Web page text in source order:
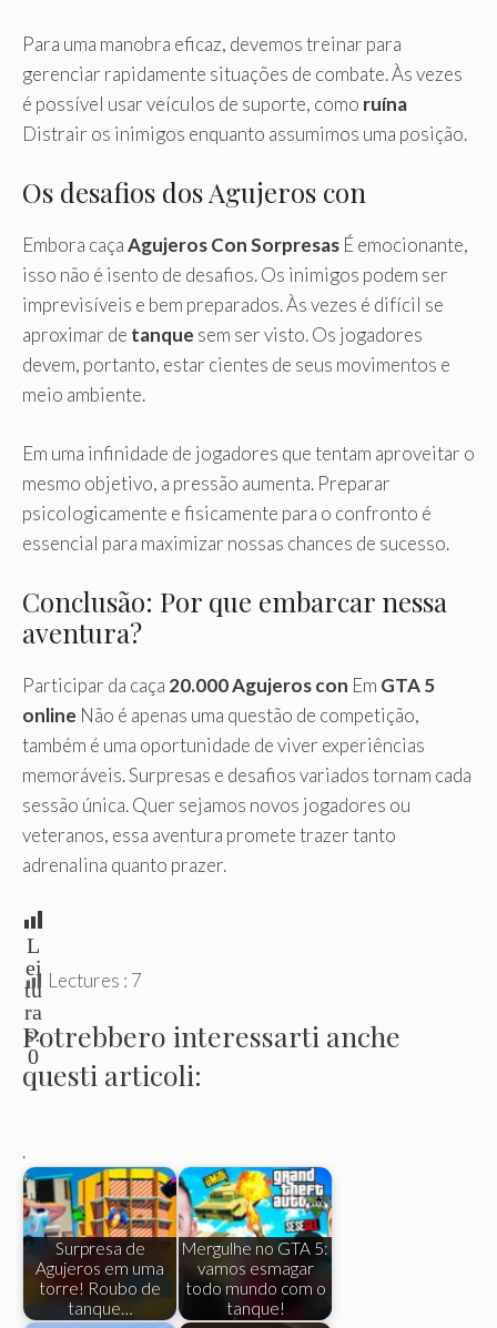
Para uma manobra eficaz, devemos treinar para
gerenciar rapidamente situações de combate. Às vezes
é possível usar veículos de suporte, como ruína
Distrair os inimigos enquanto assumimos uma posição.
Os desafios dos Agujeros con
Embora caçaAgujeros Con Sorpresas É emocionante,
isso não é isento de desafios. Os inimigos podem ser
imprevisíveis e bem preparados. Às vezes é difícil se
aproximar de tanque sem ser visto. Os jogadores
devem, portanto, estar cientes de seus movimentos e
meio ambiente.
Em uma infinidade de jogadores que tentam aproveitar o
mesmo objetivo, a pressão aumenta. Preparar
psicologicamente e fisicamente para o confronto é
essencial para maximizar nossas chances de sucesso.
Conclusão: Por que embarcar nessa
aventura?
Participar da caça 20.000 Agujeros con Em GTA 5
online Não é apenas uma questão de competição,
também é uma oportunidade de viver experiências
memoráveis. Surpresas e desafios variados tornam cada
sessão única. Quer sejamos novos jogadores ou
veteranos, essa aventura promete trazer tanto
adrenalina quanto prazer.
L
ei
tu
ra
s:
0
Lectures : 7
Potrebbero interessarti anche
questi articoli:
.
Surpresa de
Agujeros em uma
torre! Roubo de
tanque…
Mergulhe no GTA 5:
vamos esmagar
todo mundo com o
tanque!